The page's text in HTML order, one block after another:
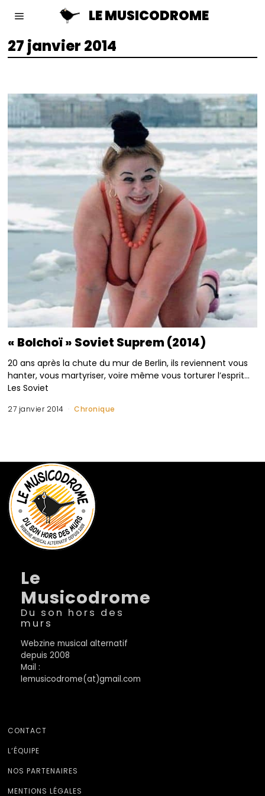
LE MUSICODROME
27 janvier 2014
« Bolchoï » Soviet Suprem (2014)
20 ans après la chute du mur de Berlin, ils reviennent vous
hanter, vous martyriser, voire même vous torturer l’esprit…
Les Soviet
27 janvier 2014 Chronique
Le
Musicodrome
Du son hors des
murs
Webzine musical alternatif
depuis 2008
Mail :
lemusicodrome(at)gmail.com
CONTACT
L’ÉQUIPE
NOS PARTENAIRES
MENTIONS LÉGALES